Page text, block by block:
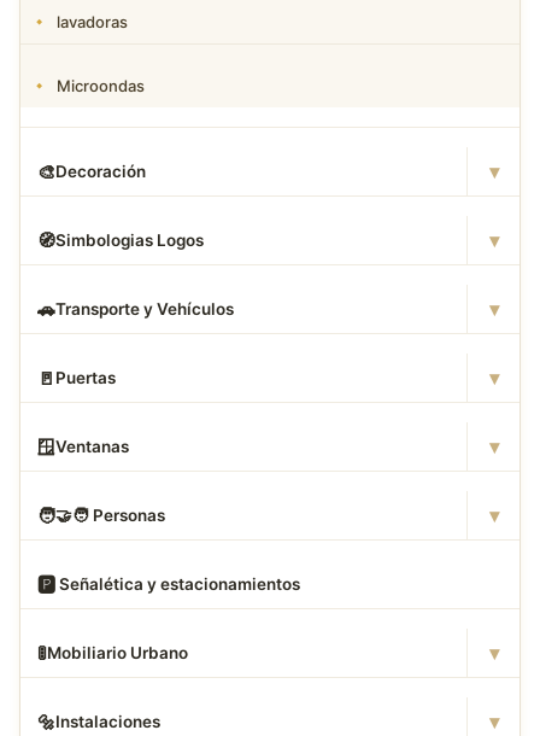
lavadoras
Microondas
🎨Decoración ▾
🧭Simbologias Logos ▾
🚗Transporte y Vehículos ▾
🚪 Puertas ▾
🪟Ventanas ▾
🧑‍🤝‍🧑 Personas ▾
🅿️ Señalética y estacionamientos
🚦Mobiliario Urbano ▾
🔩Instalaciones ▾